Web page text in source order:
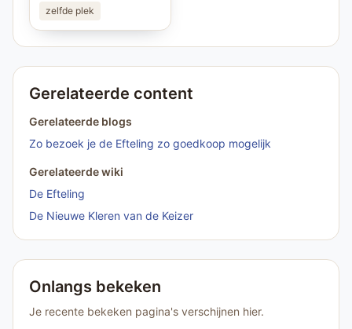
zelfde plek
Gerelateerde content
Gerelateerde blogs
Zo bezoek je de Efteling zo goedkoop mogelijk
Gerelateerde wiki
De Efteling
De Nieuwe Kleren van de Keizer
Onlangs bekeken
Je recente bekeken pagina's verschijnen hier.